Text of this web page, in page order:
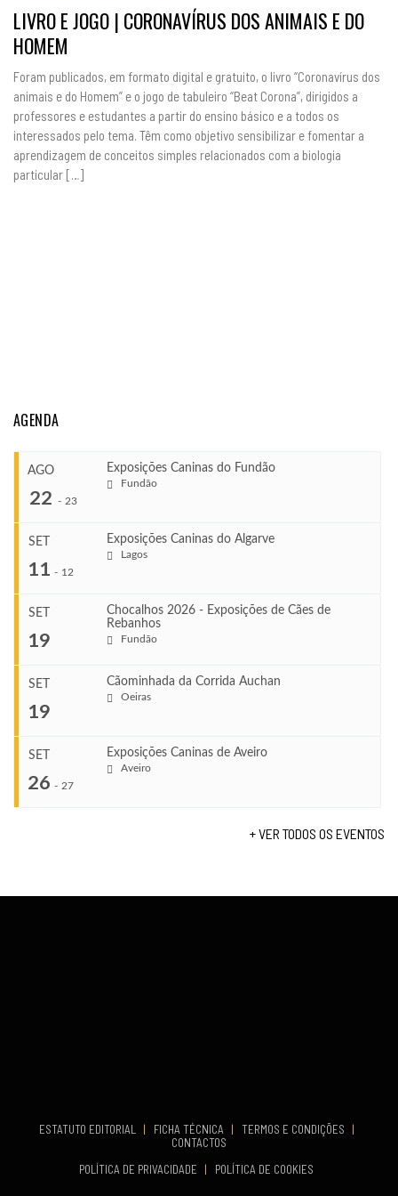
LIVRO E JOGO | CORONAVÍRUS DOS ANIMAIS E DO
HOMEM
Foram publicados, em formato digital e gratuito, o livro “Coronavírus dos
animais e do Homem” e o jogo de tabuleiro “Beat Corona”, dirigidos a
professores e estudantes a partir do ensino básico e a todos os
interessados pelo tema. Têm como objetivo sensibilizar e fomentar a
aprendizagem de conceitos simples relacionados com a biologia
particular […]
AGENDA
AGO
22 - 23
Exposições Caninas do Fundão
Fundão
Ago 22, 2026
Ago 23, 2026
VENUE
SET
11 - 12
Exposições Caninas do Algarve
Lagos
Set 11, 2026
Set 12, 2026
VENUE
SET
19
Chocalhos 2026 - Exposições de Cães de
Rebanhos
Fundão
Set 19, 2026
SET
19
Cãominhada da Corrida Auchan
Oeiras
SET
26 - 27
Exposições Caninas de Aveiro
Aveiro
+ VER TODOS OS EVENTOS
ESTATUTO EDITORIAL | FICHA TÉCNICA | TERMOS E CONDIÇÕES
|
CONTACTOS
POLÍTICA DE PRIVACIDADE
| POLÍTICA DE COOKIES